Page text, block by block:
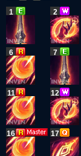
1 2
6 7
11 12
16 17